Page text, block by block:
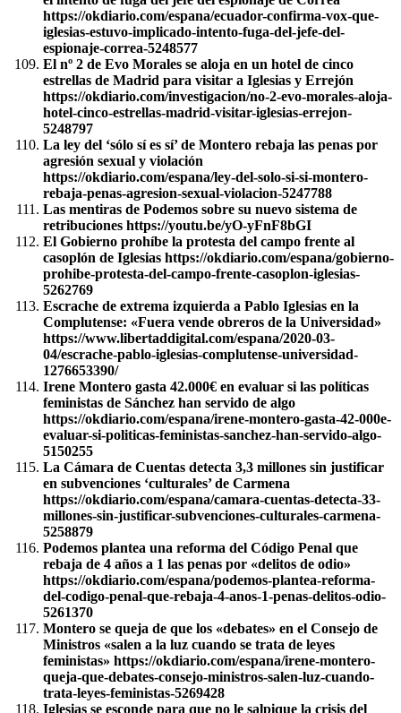
https://okdiario.com/espana/ecuador-confirma-vox-que-
iglesias-estuvo-implicado-intento-fuga-del-jefe-del-
espionaje-correa-5248577
El nº 2 de Evo Morales se aloja en un hotel de cinco
estrellas de Madrid para visitar a Iglesias y Errejón
https://okdiario.com/investigacion/no-2-evo-morales-aloja-
hotel-cinco-estrellas-madrid-visitar-iglesias-errejon-
5248797
La ley del ‘sólo sí es sí’ de Montero rebaja las penas por
agresión sexual y violación
https://okdiario.com/espana/ley-del-solo-si-si-montero-
rebaja-penas-agresion-sexual-violacion-5247788
Las mentiras de Podemos sobre su nuevo sistema de
retribuciones https://youtu.be/yO-yFnF8bGI
El Gobierno prohíbe la protesta del campo frente al
casoplón de Iglesias https://okdiario.com/espana/gobierno-
prohibe-protesta-del-campo-frente-casoplon-iglesias-
5262769
Escrache de extrema izquierda a Pablo Iglesias en la
Complutense: «Fuera vende obreros de la Universidad»
https://www.libertaddigital.com/espana/2020-03-
04/escrache-pablo-iglesias-complutense-universidad-
1276653390/
Irene Montero gasta 42.000€ en evaluar si las políticas
feministas de Sánchez han servido de algo
https://okdiario.com/espana/irene-montero-gasta-42-000e-
evaluar-si-politicas-feministas-sanchez-han-servido-algo-
5150255
La Cámara de Cuentas detecta 3,3 millones sin justificar
en subvenciones ‘culturales’ de Carmena
https://okdiario.com/espana/camara-cuentas-detecta-33-
millones-sin-justificar-subvenciones-culturales-carmena-
5258879
Podemos plantea una reforma del Código Penal que
rebaja de 4 años a 1 las penas por «delitos de odio»
https://okdiario.com/espana/podemos-plantea-reforma-
del-codigo-penal-que-rebaja-4-anos-1-penas-delitos-odio-
5261370
Montero se queja de que los «debates» en el Consejo de
Ministros «salen a la luz cuando se trata de leyes
feministas» https://okdiario.com/espana/irene-montero-
queja-que-debates-consejo-ministros-salen-luz-cuando-
trata-leyes-feministas-5269428
Iglesias se esconde para que no le salpique la crisis del